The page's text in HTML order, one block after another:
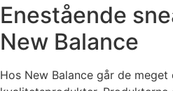
Enestående
New Balance
Hos New Balance går de